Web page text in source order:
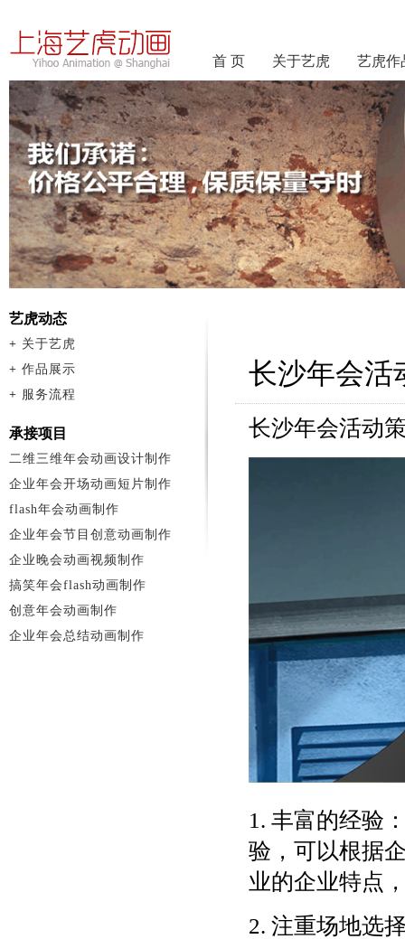
首 页 关于艺虎 艺虎作
长沙年会活
长沙年会活动
1. 丰富的经验
验，可以根据
业的企业特点
2. 注重场地选
艺虎动态
+ 关于艺虎
+ 作品展示
+ 服务流程
承接项目
二维三维年会动画设计制作
企业年会开场动画短片制作
flash年会动画制作
企业年会节目创意动画制作
企业晚会动画视频制作
搞笑年会flash动画制作
创意年会动画制作
企业年会总结动画制作